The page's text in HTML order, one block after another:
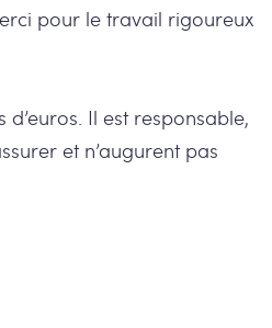
pour le travail rigoureux
Il est responsable,
et n’augurent pas